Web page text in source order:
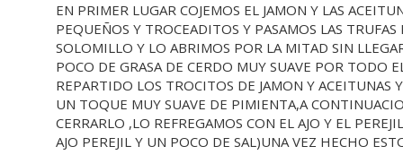
EN PRIMER LUGAR COJEMOS EL JAMON Y LAS
PEQUEÑOS Y TROCEADITOS Y PASAMOS LAS
SOLOMILLO Y LO ABRIMOS POR LA MITAD SIN
POCO DE GRASA DE CERDO MUY SUAVE POR TODO
REPARTIDO LOS TROCITOS DE JAMON Y ACEITUNAS
UN TOQUE MUY SUAVE DE PIMIENTA,A
CERRARLO ,LO REFREGAMOS CON EL AJO Y EL
AJO PEREJIL Y UN POCO DE SAL)UNA VEZ HECHO